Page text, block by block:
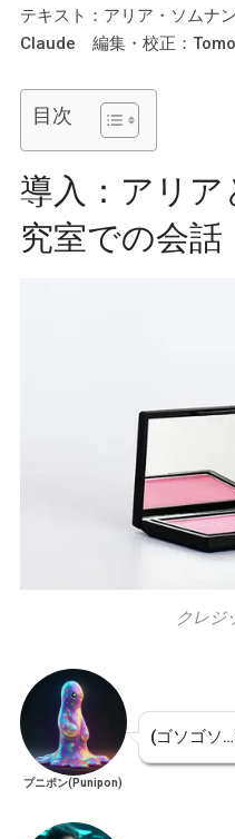
テキスト：アリア・ソムナ
Claude 編集・校正：
目次
導入：アリ
究室での会話
クレジ
プニポン(Punipon)
(ゴソゴソ